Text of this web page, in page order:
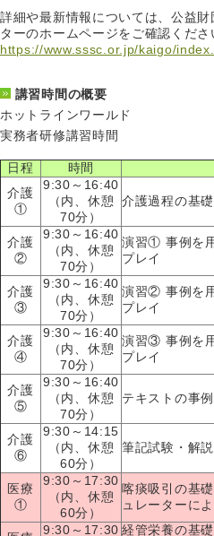
詳細や最新情報については、公益
ターのホームページをご確認くださ
https://www.sssc.or.jp/kaigo/
講習時間の概要
ホットラインワールド
実務者研修講習時間
日程 時間
介護
①
9:30～16:40
（内、休憩
70分）
介護過程の基
介護
②
9:30～16:40
（内、休憩
70分）
演習① 事例を
プレイ
介護
③
9:30～16:40
（内、休憩
70分）
演習② 事例を
プレイ
介護
④
9:30～16:40
（内、休憩
70分）
演習③ 事例を
プレイ
介護
⑤
9:30～16:40
（内、休憩
70分）
テキストの事
介護
⑥
9:30～14:15
（内、休憩
60分）
筆記試験・解説
医療
①
9:30～17:30
（内、休憩
60分）
喀痰吸引の基
ュレーターに
9:30～17:30 経管栄養の基